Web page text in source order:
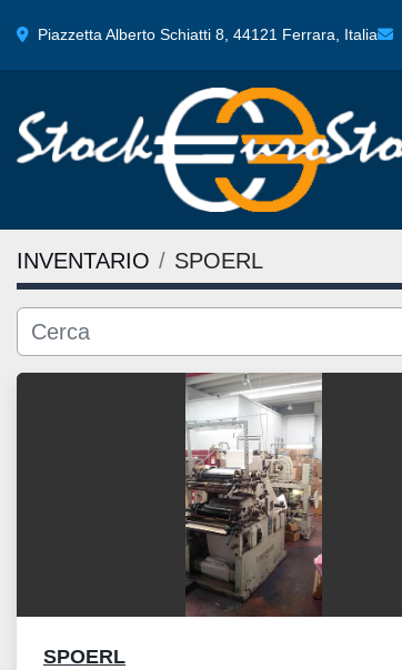
Piazzetta Alberto Schiatti 8, 44121 Ferrara, Italia
INVENTARIO SPOERL
SPOERL